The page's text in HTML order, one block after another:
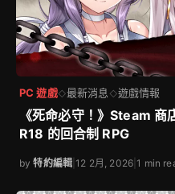
PC 遊戲◇最新消息 ◇遊戲情報
《死命必守！》Steam
R18 的回合制 RPG
by特約編輯 |12 2月, 2026 |1 min